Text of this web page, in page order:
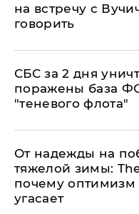
на встречу с
говорить
СБС за 2 дня
поражены база
"теневого флота"
От надежды на
тяжелой зимы:
почему оптимизм
угасает